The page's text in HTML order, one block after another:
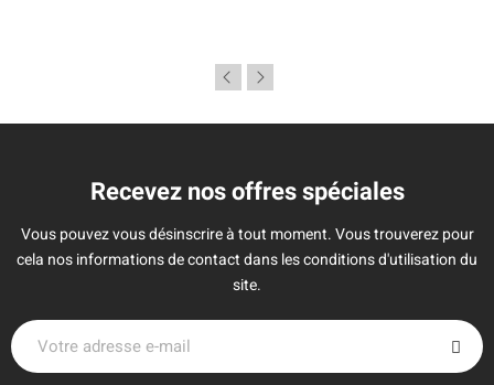
Recevez nos offres spéciales
Vous pouvez vous désinscrire à tout moment. Vous trouverez pour
cela nos informations de contact dans les conditions d'utilisation du
site.